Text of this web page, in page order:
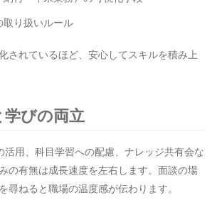
り扱いルール
されているほど、安心してスキルを積み上
びの両立
活用、科目学習への配慮、ナレッジ共有会な
の有無は成長速度を左右します。面談の場
尋ねると職場の温度感が伝わります。